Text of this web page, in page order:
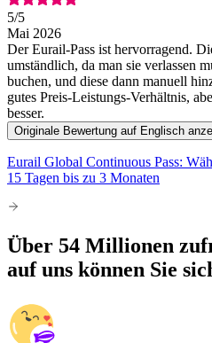
5/5
Mai 2026
Der Eurail-Pass ist hervorragend.
umständlich, da man sie verlassen
buchen, und diese dann manuell
gutes Preis-Leistungs-Verhältnis,
besser.
Originale Bewertung auf Englisch
Eurail Global Continuous Pass:
15 Tagen bis zu 3 Monaten
Über 54 Millionen
auf uns können Sie